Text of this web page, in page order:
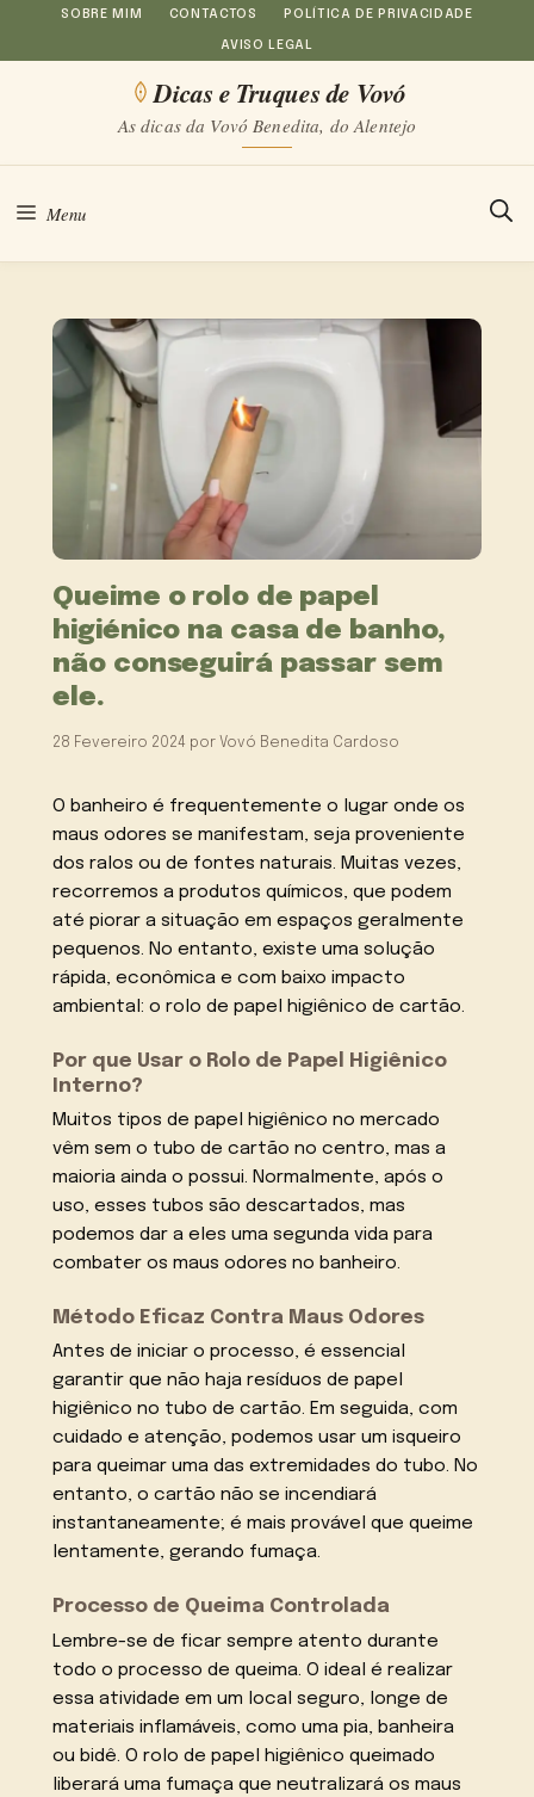
Saltar
para
conteúdo
SOBRE MIM CONTACTOS POLÍTICA DE PRIVACIDADE
AVISO LEGAL
Dicas e Truques de Vovó
As dicas da Vovó Benedita, do Alentejo
Menu
Queime o rolo de papel
higiénico na casa de banho,
não conseguirá passar sem
ele.
28 Fevereiro 2024 por Vovó Benedita Cardoso
O banheiro é frequentemente o lugar onde os
maus odores se manifestam, seja proveniente
dos ralos ou de fontes naturais. Muitas vezes,
recorremos a produtos químicos, que podem
até piorar a situação em espaços geralmente
pequenos. No entanto, existe uma solução
rápida, econômica e com baixo impacto
ambiental: o rolo de papel higiênico de cartão.
Por que Usar o Rolo de Papel Higiênico
Interno?
Muitos tipos de papel higiênico no mercado
vêm sem o tubo de cartão no centro, mas a
maioria ainda o possui. Normalmente, após o
uso, esses tubos são descartados, mas
podemos dar a eles uma segunda vida para
combater os maus odores no banheiro.
Método Eficaz Contra Maus Odores
Antes de iniciar o processo, é essencial
garantir que não haja resíduos de papel
higiênico no tubo de cartão. Em seguida, com
cuidado e atenção, podemos usar um isqueiro
para queimar uma das extremidades do tubo. No
entanto, o cartão não se incendiará
instantaneamente; é mais provável que queime
lentamente, gerando fumaça.
Processo de Queima Controlada
Lembre-se de ficar sempre atento durante
todo o processo de queima. O ideal é realizar
essa atividade em um local seguro, longe de
materiais inflamáveis, como uma pia, banheira
ou bidê. O rolo de papel higiênico queimado
liberará uma fumaça que neutralizará os maus